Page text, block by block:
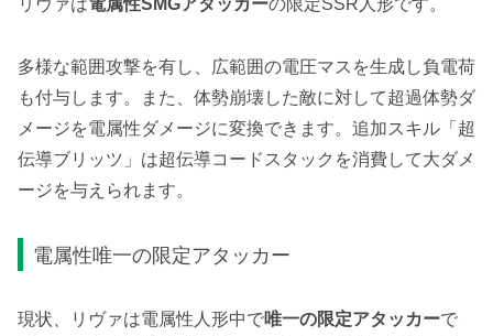
リヴァは電属性SMGアタッカーの限定SSR人形です。
多様な範囲攻撃を有し、広範囲の電圧マスを生成し負電荷
も付与します。また、体勢崩壊した敵に対して超過体勢ダ
メージを電属性ダメージに変換できます。追加スキル「超
伝導ブリッツ」は超伝導コードスタックを消費して大ダメ
ージを与えられます。
電属性唯一の限定アタッカー
現状、リヴァは電属性人形中で唯一の限定アタッカーで